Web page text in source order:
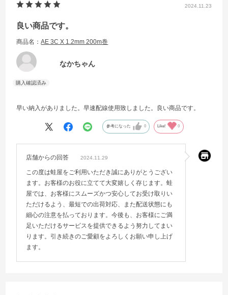
2024.11.23
良い商品です。
商品名：AE 3C X 1.2mm 200m巻
なかちゃん
早い納入がありました。早速配線使用致しました。良い商品です。
参考になった 0 Like! 0
店舗からの回答 2024.11.29
この度は蛙屋をご利用いただき誠にありがとうござい
ます。お客様のお役に立てて大変嬉しく存じます。蛙
屋では、お客様にスムーズかつ安心してお受け取りい
ただけるよう、最短での出荷対応、また配送状態にも
細心の注意を払っております。今後も、お客様にご満
足いただけるサービスを提供できるよう努力してまい
ります。引き続きのご愛顧をよろしくお願い申し上げ
ます。